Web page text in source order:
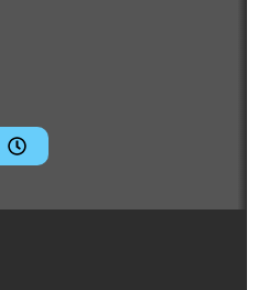
EdavosPT
tiktok.com/